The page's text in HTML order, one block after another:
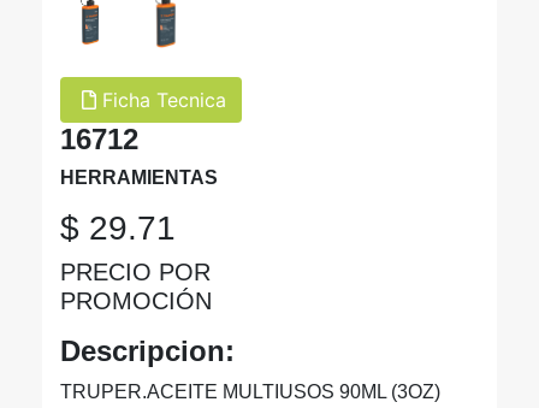
Ficha Tecnica
16712
HERRAMIENTAS
$ 29.71
PRECIO POR
PROMOCIÓN
Descripcion:
TRUPER.ACEITE MULTIUSOS 90ML (3OZ)